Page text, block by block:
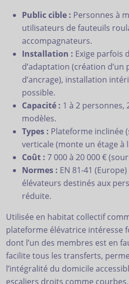
Public cible : Personnes à
utilisateurs de fauteuils
accompagnateurs.
Installation : Exige parfois
d’adaptation (création d’un
d’ancrage), installation
possible.
Capacité : 1 à 2 personnes,
modèles.
Types : Plateforme inclinée
verticale (monte un étage à
Coût : 7 000 à 20 000 €
Normes : EN 81-41
élévateurs destinés aux
réduite.
Utilisée en habitat collectif
plateforme élévatrice intéresse
dont l’un des membres est en
facilite tous les transferts,
l’intégralité du domicile
escaliers droits comme